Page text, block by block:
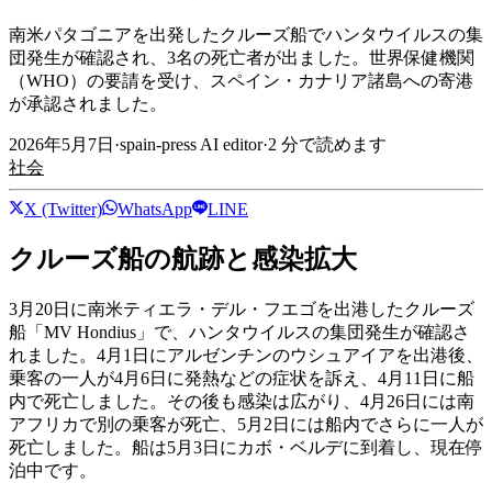
南米パタゴニアを出発したクルーズ船でハンタウイルスの集
団発生が確認され、3名の死亡者が出ました。世界保健機関
（WHO）の要請を受け、スペイン・カナリア諸島への寄港
が承認されました。
2026年5月7日 ·spain-press AI editor·2 分で読めます
社会
X (Twitter) WhatsApp LINE
クルーズ船の航跡と感染拡大
3月20日に南米ティエラ・デル・フエゴを出港したクルーズ
船「MV Hondius」で、ハンタウイルスの集団発生が確認さ
れました。4月1日にアルゼンチンのウシュアイアを出港後、
乗客の一人が4月6日に発熱などの症状を訴え、4月11日に船
内で死亡しました。その後も感染は広がり、4月26日には南
アフリカで別の乗客が死亡、5月2日には船内でさらに一人が
死亡しました。船は5月3日にカボ・ベルデに到着し、現在停
泊中です。